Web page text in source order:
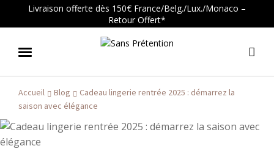
Livraison offerte dès 150€ France/Belg./Lux./Monaco –
Retour Offert*
Aller
Aller
Accueil Blog
Cadeau lingerie rentrée 2025 : démarrez la
saison avec élégance